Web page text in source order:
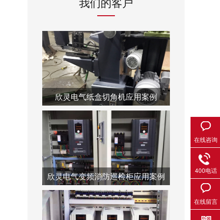
欣灵电气纸盒切角机应用案例
欣灵电气变频消防巡检柜应用案例
在线咨询
400电话
在线留言